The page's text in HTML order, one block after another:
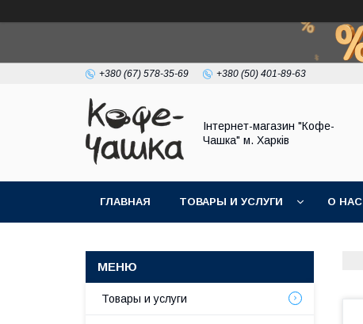
+380 (67) 578-35-69 +380 (50) 401-89-63
Інтернет-магазин "Кофе-
Чашка" м. Харків
ГЛАВНАЯ ТОВАРЫ И УСЛУГИ О НАС
Товары и услуги